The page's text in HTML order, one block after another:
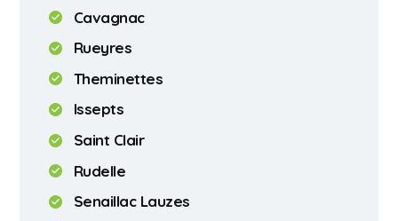
Cavagnac
Rueyres
Theminettes
Issepts
Saint Clair
Rudelle
Senaillac Lauzes